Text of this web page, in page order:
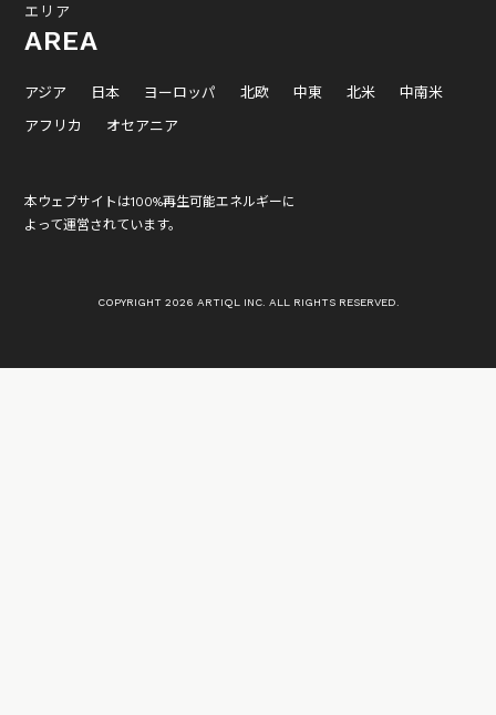
エリア
AREA
アジア 日本 ヨーロッパ 北欧 中東 北米
中南米
アフリカ
オセアニア
本ウェブサイトは100%再生可能エネルギーに
よって運営されています。
COPYRIGHT 2026 ARTIQL INC. ALL RIGHTS RESERVED.